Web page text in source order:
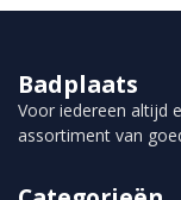
Badplaats
Voor iedereen altijd
assortiment van